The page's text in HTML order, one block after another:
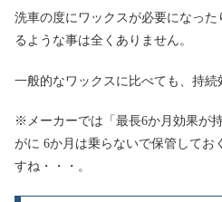
洗車の度にワックスが必要になっ
るような事は全くありません。
一般的なワックスに比べても、持続
※メーカーでは「最長6か月効果が
がに 6か月は乗らないで保管してお
すね・・・。